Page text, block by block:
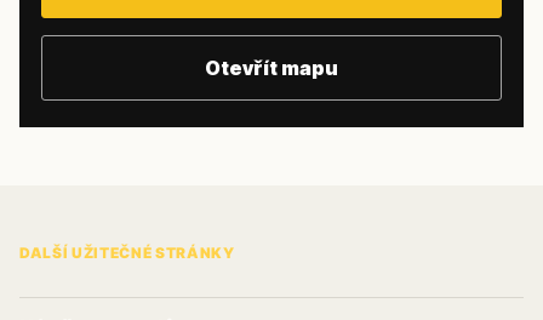
Otevřít mapu
DALŠÍ UŽITEČNÉ STRÁNKY